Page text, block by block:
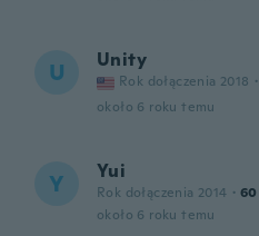
U Unity
Rok dołączenia 2018 ·
około 6 roku temu
Y Yui
Rok dołączenia 2014 · 60
około 6 roku temu